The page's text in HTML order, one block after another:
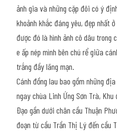
ảnh gia và những cặp đôi có ý
khoảnh khắc đáng yêu, đẹp nhất
được đó là hình ảnh cô dâu
e ấp nép mình bên chú rể giữa
trắng đầy lãng mạn.
Cánh đồng lau bao gồm những
ngay chùa Linh Ứng Sơn Trà,
Đạo gần dưới chân cầu Thuận
đoạn từ cầu Trần Thị Lý đến cầu